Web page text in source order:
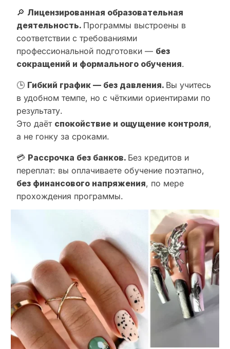
🔎 Лицензированная образовательная
деятельность. Программы выстроены в
соответствии с требованиями
профессиональной подготовки — без
сокращений и формального обучения.
🕒 Гибкий график — без давления. Вы учитесь
в удобном темпе, но с чёткими ориентирами по
результату.
Это даёт спокойствие и ощущение контроля,
а не гонку за сроками.
💳 Рассрочка без банков. Без кредитов и
переплат: вы оплачиваете обучение поэтапно,
без финансового напряжения, по мере
прохождения программы.